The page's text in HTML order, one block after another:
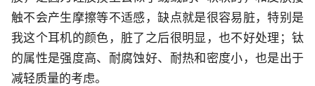
触不会产生摩擦等不适感，缺点就是很容易脏，特别是
我这个耳机的颜色，脏了之后很明显，也不好处理；钛
的属性是强度高、耐腐蚀好、耐热和密度小，也是出于
减轻质量的考虑。